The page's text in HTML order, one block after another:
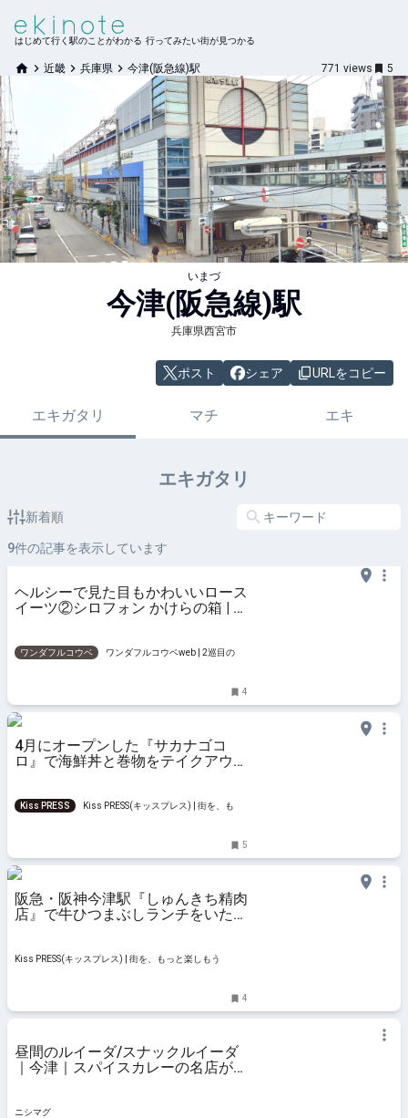
はじめて行く駅のことがわかる 行ってみたい街が見つかる
近畿 兵庫県 今津(阪急線)駅 771 views 5
いまづ
今津(阪急線)駅
兵庫県西宮市
ポスト シェア URLをコピー
エキガタリ マチ エキ
エキガタリ
新着順
9件の記事を表示しています
ヘルシーで見た目もかわいいロース
イーツ②シロフォン かけらの箱 | ワ
ワンダフルコウベ
ワンダフルコウベweb | 2巡目の神
4
4月にオープンした『サカナゴコ
ロ』で海鮮丼と巻物をテイクアウ
Kiss PRESS
Kiss PRESS(キッスプレス) | 街を、もっ
5
阪急・阪神今津駅『しゅんきち精肉
店』で牛ひつまぶしランチをいただ
Kiss PRESS(キッスプレス) | 街を、もっと楽しもう
4
昼間のルイーダ/スナックルイーダ
｜今津｜スパイスカレーの名店が世
ニシマグ